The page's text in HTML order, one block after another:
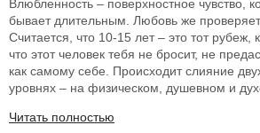
Влюбленность – поверхностное чувство,
бывает длительным. Любовь же
Считается, что 10-15 лет – это тот рубеж,
что этот человек тебя не бросит, не
как самому себе. Происходит слияние
уровнях – на физическом, душевном и
Читать полностью